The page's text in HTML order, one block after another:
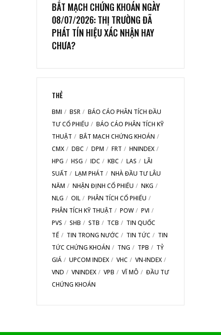
BẮT MẠCH CHỨNG KHOÁN NGÀY
08/07/2026: THỊ TRƯỜNG ĐÃ
PHÁT TÍN HIỆU XÁC NHẬN HAY
CHƯA?
THẺ
BMI BSR
BÁO CÁO PHÂN TÍCH ĐẦU
TƯ CỔ PHIẾU
BÁO CÁO PHÂN TÍCH KỸ
THUẬT
BẮT MẠCH CHỨNG KHOÁN
CMX
DBC DPM FRT
HNINDEX
HPG
HSG IDC KBC LAS
LÃI
SUẤT
LẠM PHÁT
NHÀ ĐẦU TƯ LÂU
NĂM
NHẬN ĐỊNH CỔ PHIẾU
NKG
NLG
OIL
PHÂN TÍCH CỔ PHIẾU
PHÂN TÍCH KỸ THUẬT
POW
PVI
PVS
SHB STB TCB
TIN QUỐC
TẾ
TIN TRONG NƯỚC TIN TỨC
TIN
TỨC CHỨNG KHOÁN
TNG TPB
TỶ
GIÁ
UPCOM INDEX VHC
VN-INDEX
VND
VNINDEX VPB VĨ MÔ
ĐẦU TƯ
CHỨNG KHOÁN